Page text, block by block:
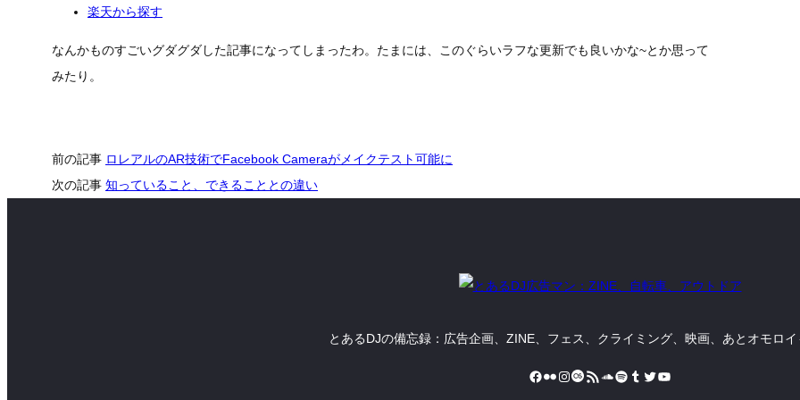
楽天から探す
なんかものすごいグダグダした記事になってしまったわ。たまには、このぐらいラフな更新でも良いかな~とか思って
みたり。
前の記事 ロレアルのAR技術でFacebook Cameraがメイクテスト可能に
次の記事 知っていること、できることとの違い
とあるDJの備忘録：広告企画、ZINE、フェス、クライミング、映画、あとオモロイ
Facebook
FlickrInstagram
Last.fm
RSS フィードSoundCloud
Spotify
Tumblr
Twitter
YouTube